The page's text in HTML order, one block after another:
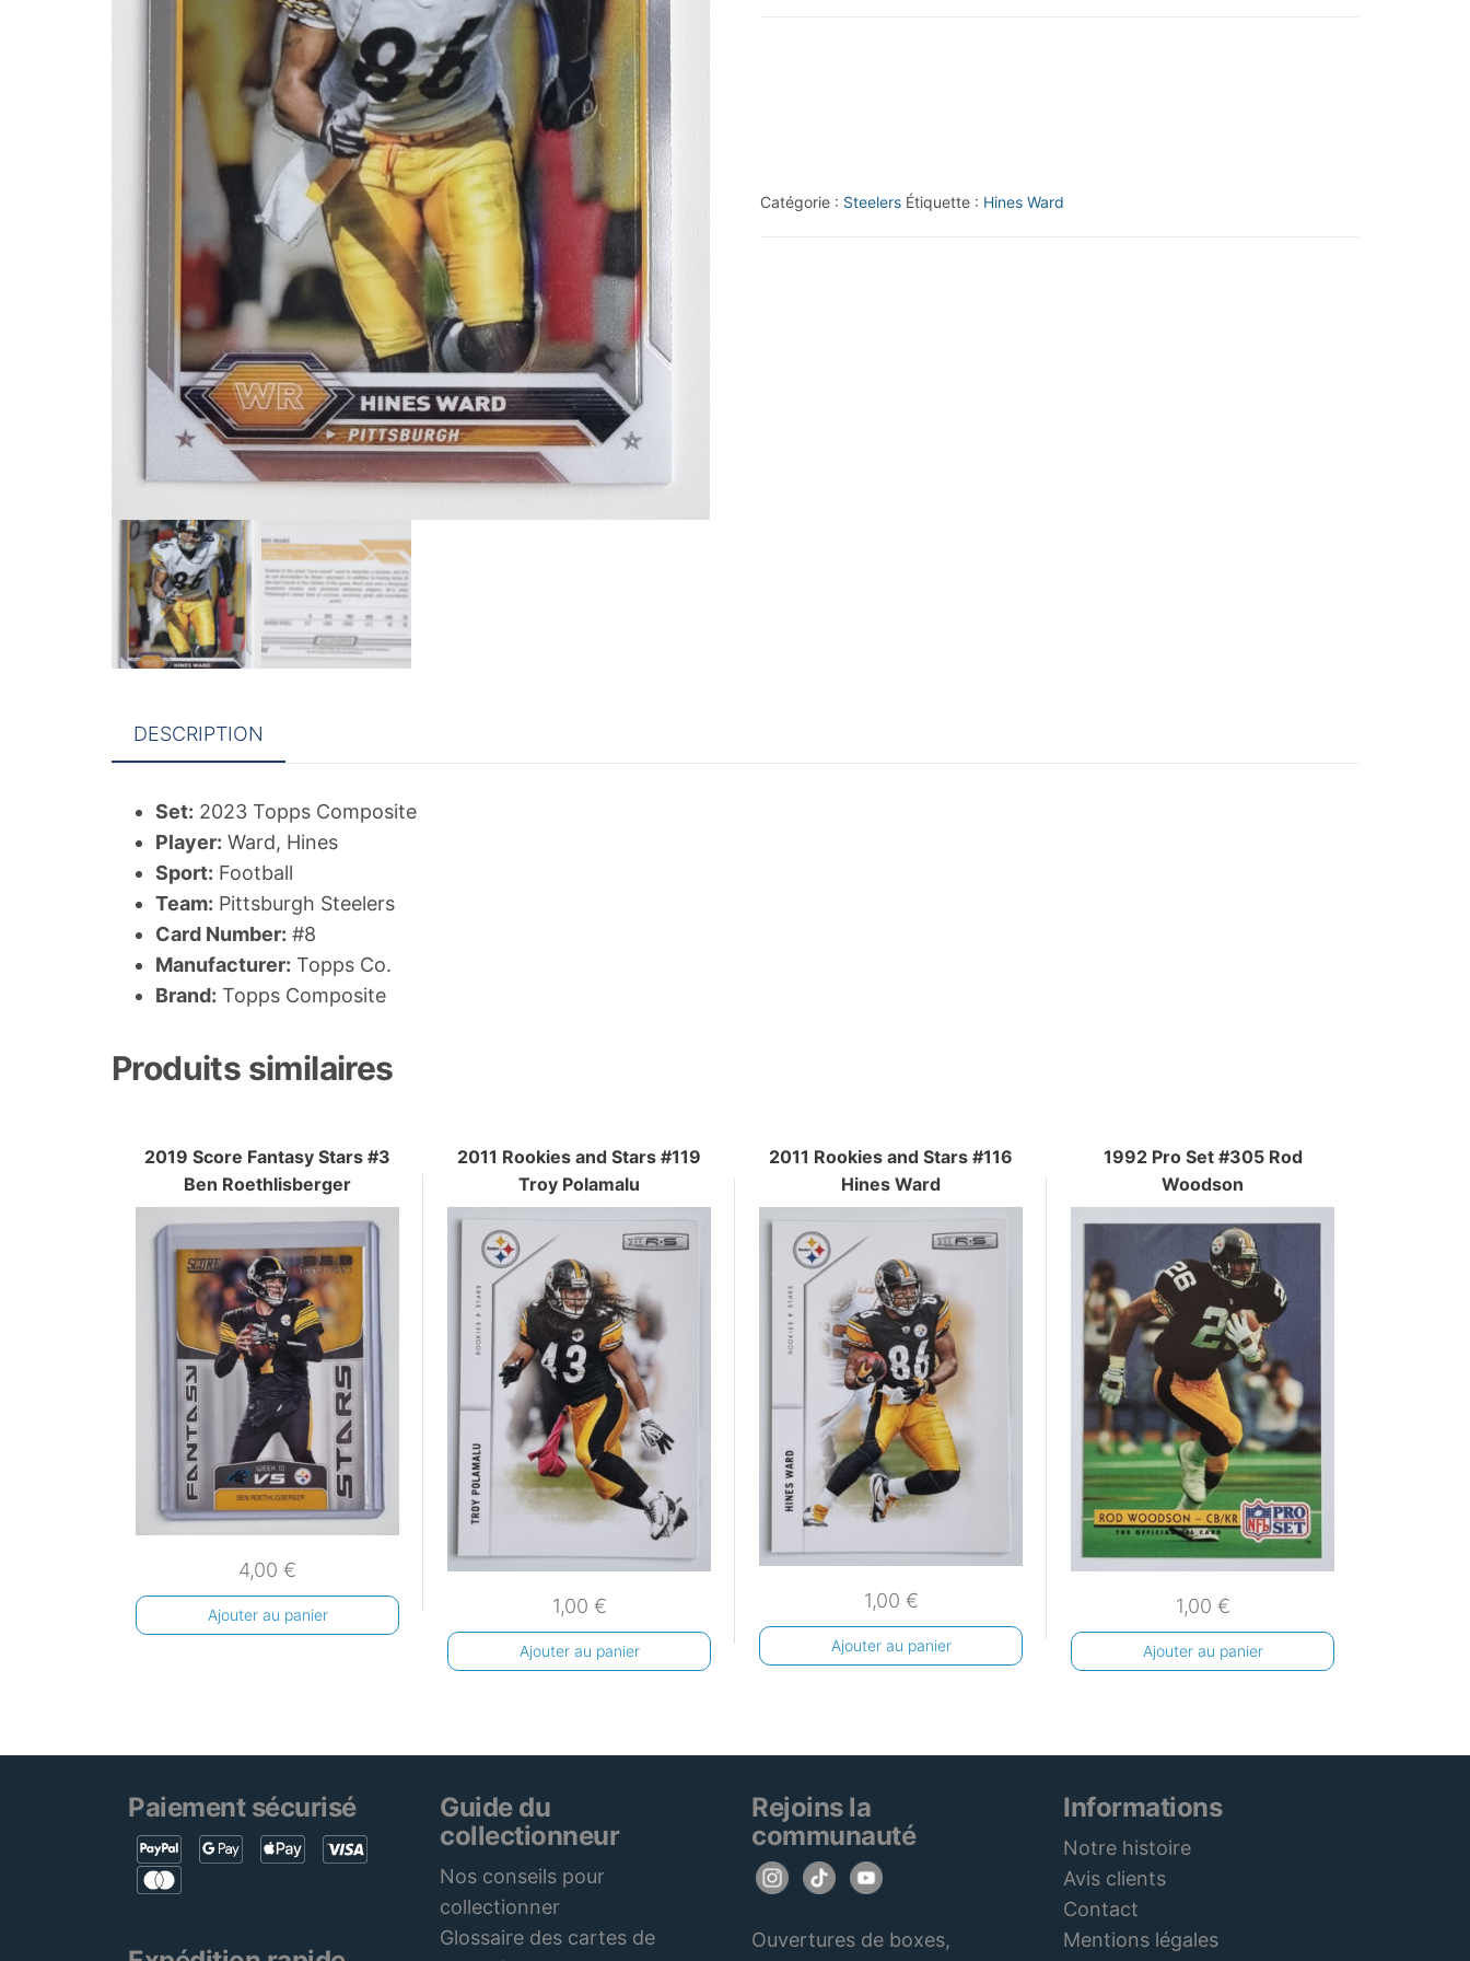
CHROME
Catégorie : Steelers Étiquette : Hines Ward
DESCRIPTION
Set: 2023 Topps Composite
Player: Ward, Hines
Sport: Football
Team: Pittsburgh Steelers
Card Number: #8
Manufacturer: Topps Co.
Brand: Topps Composite
Produits similaires
2019 Score Fantasy Stars #3
Ben Roethlisberger
4,00 €
Ajouter au panier
2011 Rookies and Stars #119
Troy Polamalu
1,00 €
Ajouter au panier
2011 Rookies and Stars #116
Hines Ward
1,00 €
Ajouter au panier
1992 Pro Set #305 Rod
Woodson
1,00 €
Ajouter au panier
Paiement sécurisé
Guide du
collectionneur
Nos conseils pour
collectionner
Glossaire des cartes de
Rejoins la
communauté
Ouvertures de boxes,
Informations
Notre histoire
Avis clients
Contact
Mentions légales